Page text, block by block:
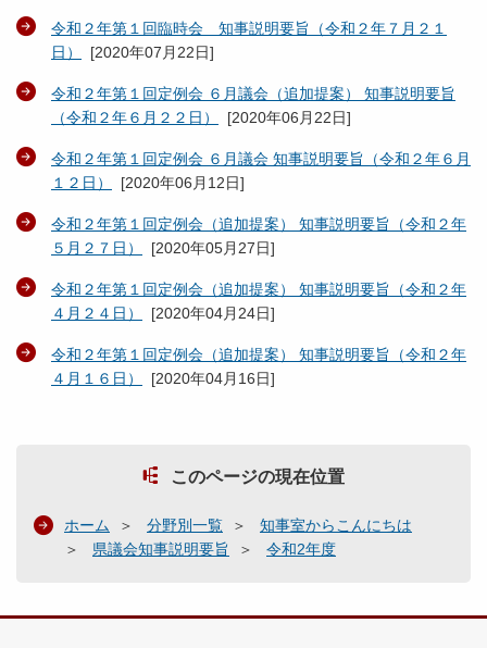
令和２年第１回臨時会 知事説明要旨（令和２年７月２１
日）
[2020年07月22日]
令和２年第１回定例会 ６月議会（追加提案） 知事説明要旨
（令和２年６月２２日）
[2020年06月22日]
令和２年第１回定例会 ６月議会 知事説明要旨（令和２年６月
１２日）
[2020年06月12日]
令和２年第１回定例会（追加提案） 知事説明要旨（令和２年
５月２７日）
[2020年05月27日]
令和２年第１回定例会（追加提案） 知事説明要旨（令和２年
４月２４日）
[2020年04月24日]
令和２年第１回定例会（追加提案） 知事説明要旨（令和２年
４月１６日）
[2020年04月16日]
このページの現在位置
ホーム 分野別一覧
知事室からこんにちは
県議会知事説明要旨
令和2年度